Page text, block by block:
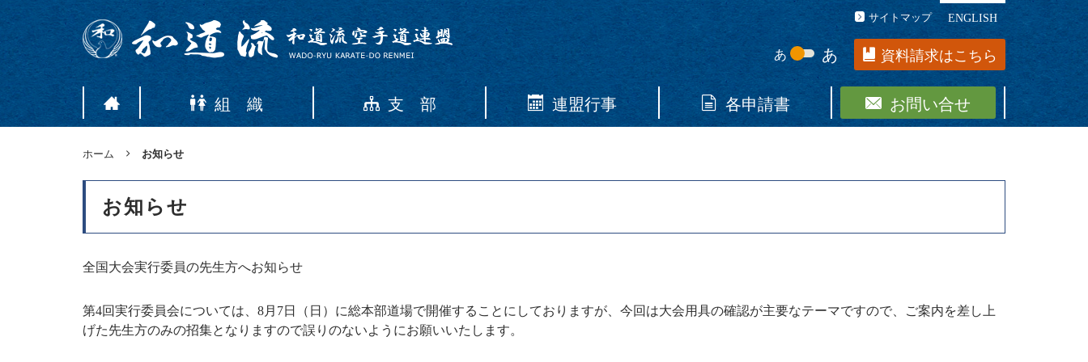
サイトマップ ENGLISH
あ あ 資料請求はこちら
組 織 支 部 連盟行事 各申請書 お問い合せ
ホーム お知らせ
お知らせ
全国大会実行委員の先生方へお知らせ
第4回実行委員会については、8月7日（日）に総本部道場で開催することにしておりますが、今回は大会用具の確認が主要なテーマですので、ご案内を差し上
げた先生方のみの招集となりますので誤りのないようにお願いいたします。